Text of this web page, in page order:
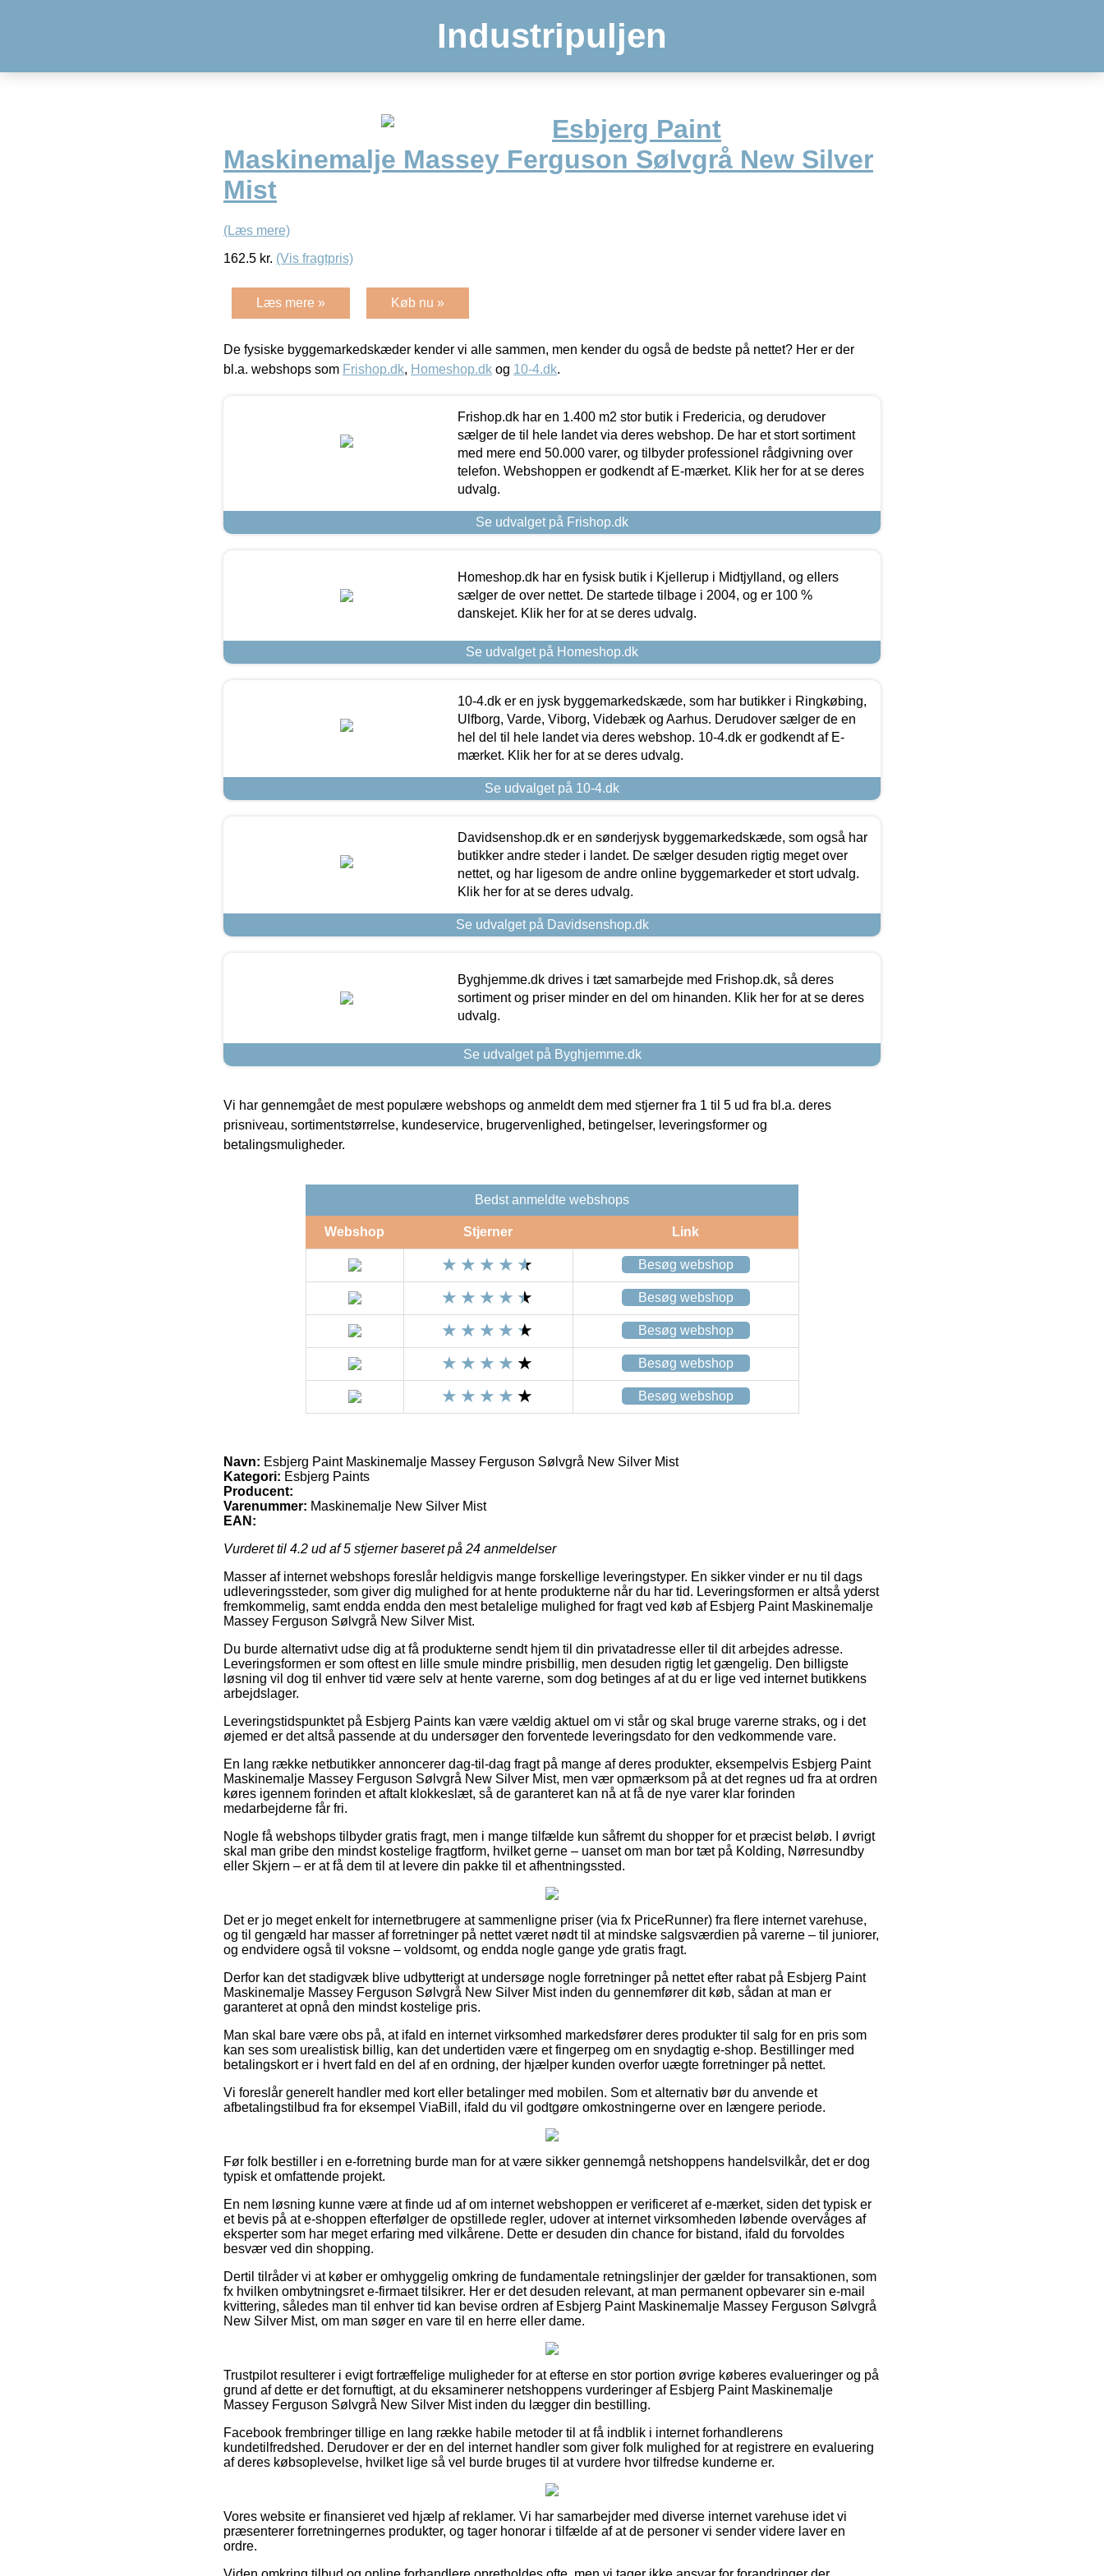
Industripuljen
Esbjerg Paint
Maskinemalje Massey Ferguson Sølvgrå New Silver
Mist
(Læs mere)
162.5 kr. (Vis fragtpris)
Læs mere » Køb nu »
De fysiske byggemarkedskæder kender vi alle sammen, men kender du også de bedste på nettet? Her er der
bl.a. webshops som Frishop.dk, Homeshop.dk og 10-4.dk.
Frishop.dk har en 1.400 m2 stor butik i Fredericia, og derudover
sælger de til hele landet via deres webshop. De har et stort sortiment
med mere end 50.000 varer, og tilbyder professionel rådgivning over
telefon. Webshoppen er godkendt af E-mærket. Klik her for at se deres
udvalg.
Se udvalget på Frishop.dk
Homeshop.dk har en fysisk butik i Kjellerup i Midtjylland, og ellers
sælger de over nettet. De startede tilbage i 2004, og er 100 %
danskejet. Klik her for at se deres udvalg.
Se udvalget på Homeshop.dk
10-4.dk er en jysk byggemarkedskæde, som har butikker i Ringkøbing,
Ulfborg, Varde, Viborg, Videbæk og Aarhus. Derudover sælger de en
hel del til hele landet via deres webshop. 10-4.dk er godkendt af E-
mærket. Klik her for at se deres udvalg.
Se udvalget på 10-4.dk
Davidsenshop.dk er en sønderjysk byggemarkedskæde, som også har
butikker andre steder i landet. De sælger desuden rigtig meget over
nettet, og har ligesom de andre online byggemarkeder et stort udvalg.
Klik her for at se deres udvalg.
Se udvalget på Davidsenshop.dk
Byghjemme.dk drives i tæt samarbejde med Frishop.dk, så deres
sortiment og priser minder en del om hinanden. Klik her for at se deres
udvalg.
Se udvalget på Byghjemme.dk
Vi har gennemgået de mest populære webshops og anmeldt dem med stjerner fra 1 til 5 ud fra bl.a. deres
prisniveau, sortimentstørrelse, kundeservice, brugervenlighed, betingelser, leveringsformer og
betalingsmuligheder.
Bedst anmeldte webshops
Webshop Stjerner Link
Besøg webshop
Besøg webshop
Besøg webshop
Besøg webshop
Besøg webshop
Navn: Esbjerg Paint Maskinemalje Massey Ferguson Sølvgrå New Silver Mist
Kategori: Esbjerg Paints
Producent:
Varenummer: Maskinemalje New Silver Mist
EAN:
Vurderet til 4.2 ud af 5 stjerner baseret på 24 anmeldelser
Masser af internet webshops foreslår heldigvis mange forskellige leveringstyper. En sikker vinder er nu til dags
udleveringssteder, som giver dig mulighed for at hente produkterne når du har tid. Leveringsformen er altså yderst
fremkommelig, samt endda endda den mest betalelige mulighed for fragt ved køb af Esbjerg Paint Maskinemalje
Massey Ferguson Sølvgrå New Silver Mist.
Du burde alternativt udse dig at få produkterne sendt hjem til din privatadresse eller til dit arbejdes adresse.
Leveringsformen er som oftest en lille smule mindre prisbillig, men desuden rigtig let gængelig. Den billigste
løsning vil dog til enhver tid være selv at hente varerne, som dog betinges af at du er lige ved internet butikkens
arbejdslager.
Leveringstidspunktet på Esbjerg Paints kan være vældig aktuel om vi står og skal bruge varerne straks, og i det
øjemed er det altså passende at du undersøger den forventede leveringsdato for den vedkommende vare.
En lang række netbutikker annoncerer dag-til-dag fragt på mange af deres produkter, eksempelvis Esbjerg Paint
Maskinemalje Massey Ferguson Sølvgrå New Silver Mist, men vær opmærksom på at det regnes ud fra at ordren
køres igennem forinden et aftalt klokkeslæt, så de garanteret kan nå at få de nye varer klar forinden
medarbejderne får fri.
Nogle få webshops tilbyder gratis fragt, men i mange tilfælde kun såfremt du shopper for et præcist beløb. I øvrigt
skal man gribe den mindst kostelige fragtform, hvilket gerne – uanset om man bor tæt på Kolding, Nørresundby
eller Skjern – er at få dem til at levere din pakke til et afhentningssted.
Det er jo meget enkelt for internetbrugere at sammenligne priser (via fx PriceRunner) fra flere internet varehuse,
og til gengæld har masser af forretninger på nettet været nødt til at mindske salgsværdien på varerne – til juniorer,
og endvidere også til voksne – voldsomt, og endda nogle gange yde gratis fragt.
Derfor kan det stadigvæk blive udbytterigt at undersøge nogle forretninger på nettet efter rabat på Esbjerg Paint
Maskinemalje Massey Ferguson Sølvgrå New Silver Mist inden du gennemfører dit køb, sådan at man er
garanteret at opnå den mindst kostelige pris.
Man skal bare være obs på, at ifald en internet virksomhed markedsfører deres produkter til salg for en pris som
kan ses som urealistisk billig, kan det undertiden være et fingerpeg om en snydagtig e-shop. Bestillinger med
betalingskort er i hvert fald en del af en ordning, der hjælper kunden overfor uægte forretninger på nettet.
Vi foreslår generelt handler med kort eller betalinger med mobilen. Som et alternativ bør du anvende et
afbetalingstilbud fra for eksempel ViaBill, ifald du vil godtgøre omkostningerne over en længere periode.
Før folk bestiller i en e-forretning burde man for at være sikker gennemgå netshoppens handelsvilkår, det er dog
typisk et omfattende projekt.
En nem løsning kunne være at finde ud af om internet webshoppen er verificeret af e-mærket, siden det typisk er
et bevis på at e-shoppen efterfølger de opstillede regler, udover at internet virksomheden løbende overvåges af
eksperter som har meget erfaring med vilkårene. Dette er desuden din chance for bistand, ifald du forvoldes
besvær ved din shopping.
Dertil tilråder vi at køber er omhyggelig omkring de fundamentale retningslinjer der gælder for transaktionen, som
fx hvilken ombytningsret e-firmaet tilsikrer. Her er det desuden relevant, at man permanent opbevarer sin e-mail
kvittering, således man til enhver tid kan bevise ordren af Esbjerg Paint Maskinemalje Massey Ferguson Sølvgrå
New Silver Mist, om man søger en vare til en herre eller dame.
Trustpilot resulterer i evigt fortræffelige muligheder for at efterse en stor portion øvrige køberes evalueringer og på
grund af dette er det fornuftigt, at du eksaminerer netshoppens vurderinger af Esbjerg Paint Maskinemalje
Massey Ferguson Sølvgrå New Silver Mist inden du lægger din bestilling.
Facebook frembringer tillige en lang række habile metoder til at få indblik i internet forhandlerens
kundetilfredshed. Derudover er der en del internet handler som giver folk mulighed for at registrere en evaluering
af deres købsoplevelse, hvilket lige så vel burde bruges til at vurdere hvor tilfredse kunderne er.
Vores website er finansieret ved hjælp af reklamer. Vi har samarbejder med diverse internet varehuse idet vi
præsenterer forretningernes produkter, og tager honorar i tilfælde af at de personer vi sender videre laver en
ordre.